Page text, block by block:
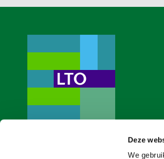
Deze
We
werkgeversorganisatie met meerwaarde,